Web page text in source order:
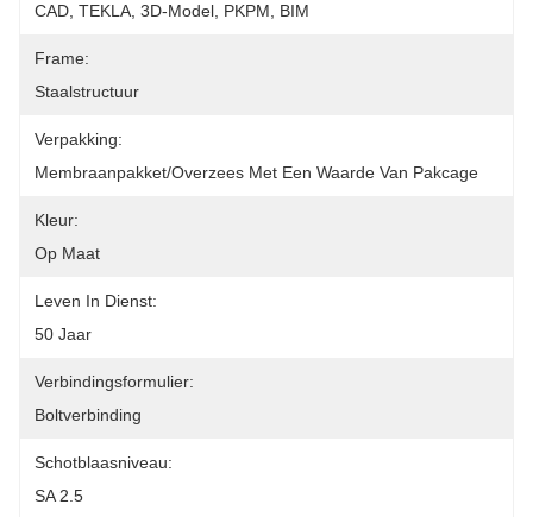
CAD, TEKLA, 3D-Model, PKPM, BIM
Frame:
Staalstructuur
Verpakking:
Membraanpakket/overzees Met Een Waarde Van Pakcage
Kleur:
Op Maat
Leven In Dienst:
50 Jaar
Verbindingsformulier:
Boltverbinding
Schotblaasniveau:
SA 2.5